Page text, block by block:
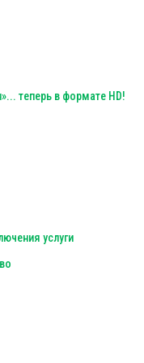
теперь в формате HD!
услуги